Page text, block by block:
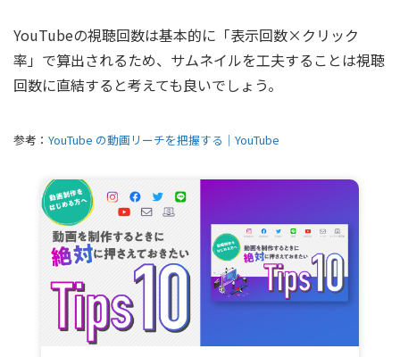
YouTubeの視聴回数は基本的に「表示回数×クリック
率」で算出されるため、サムネイルを工夫することは視聴
回数に直結すると考えても良いでしょう。
参考： YouTube の動画リーチを把握する｜YouTube